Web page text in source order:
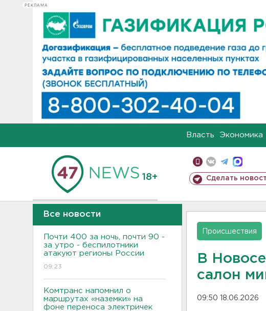
РЕКЛАМА
Власть Экономика
18+ Сделать
Все новости
Почти 400 за ночь, почти 90 -
за утро - беспилотники
атакуют регионы России
09:23
Комтранс напомнил о
маршрутах «наземки» на
фоне переноса электричек
Происшествия
В
салон
09:50 18.06.2026